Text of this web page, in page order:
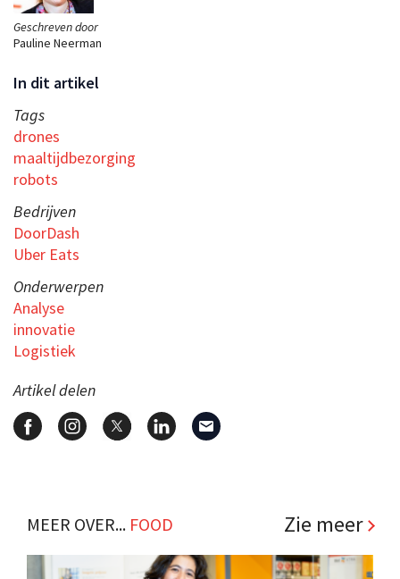
Geschreven door
Pauline Neerman
In dit artikel
Tags
drones
maaltijdbezorging
robots
Bedrijven
DoorDash
Uber Eats
Onderwerpen
Analyse
innovatie
Logistiek
Artikel delen
MEER OVER... FOOD Zie meer